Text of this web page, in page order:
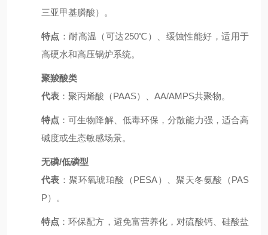
三亚甲基膦酸）。
特点 ：耐高温（可达250℃）、缓蚀性能好，适用于
高硬水和高压锅炉系统。
聚羧酸类
代表：聚丙烯酸（PAAS）、AA/AMPS共聚物。
特点 ：可生物降解、低毒环保，分散能力强，适合高
碱度或生态敏感场景。
无磷/低磷型
代表 ：聚环氧琥珀酸（PESA）、聚天冬氨酸（PAS
P）。
特点 ：环保配方，避免富营养化，对硫酸钙、硅酸盐